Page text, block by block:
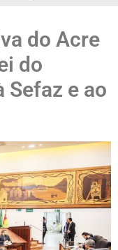
do Acre
do
Sefaz e ao